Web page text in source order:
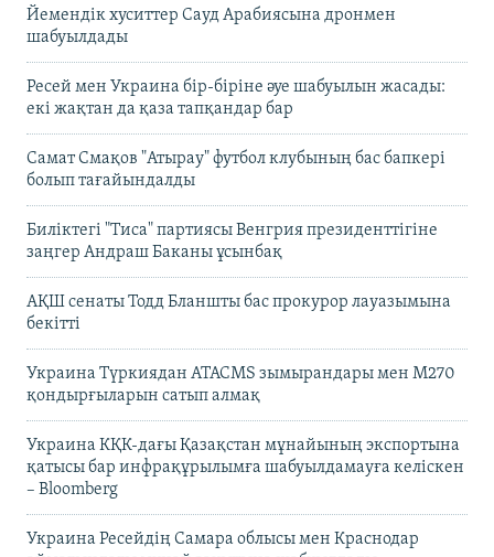
Йемендік хуситтер Сауд Арабиясына дронмен
шабуылдады
Ресей мен Украина бір-біріне әуе шабуылын жасады:
екі жақтан да қаза тапқандар бар
Самат Смақов "Атырау" футбол клубының бас бапкері
болып тағайындалды
Биліктегі "Тиса" партиясы Венгрия президенттігіне
заңгер Андраш Баканы ұсынбақ
АҚШ сенаты Тодд Бланшты бас прокурор лауазымына
бекітті
Украина Түркиядан ATACMS зымырандары мен M270
қондырғыларын сатып алмақ
Украина КҚК-дағы Қазақстан мұнайының экспортына
қатысы бар инфрақұрылымға шабуылдамауға келіскен
– Bloomberg
Украина Ресейдің Самара облысы мен Краснодар